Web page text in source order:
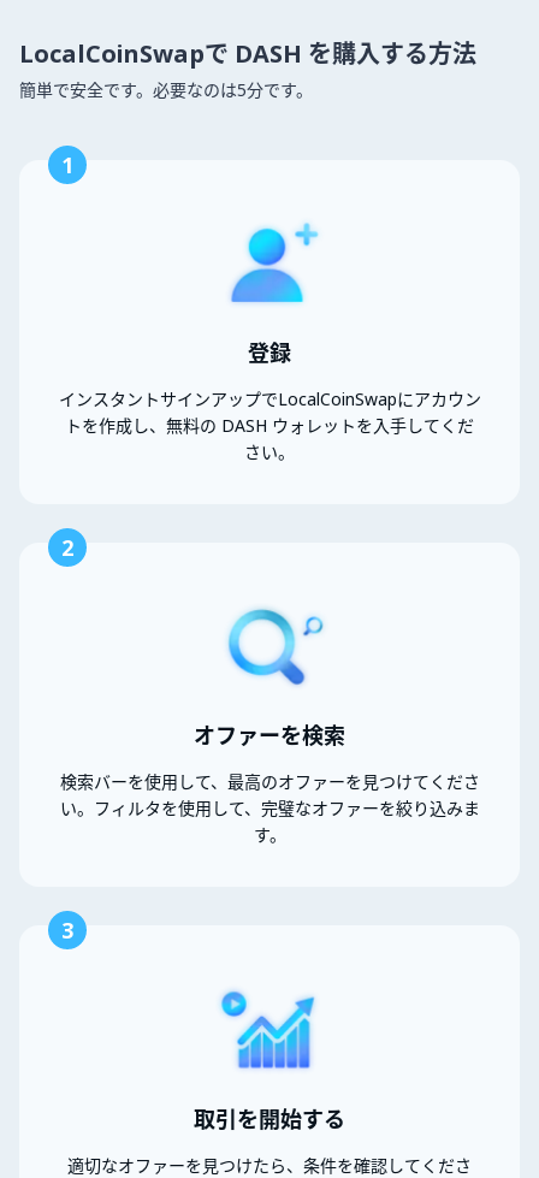
LocalCoinSwapで DASH を購入する方法
簡単で安全です。必要なのは5分です。
1
登録
インスタントサインアップでLocalCoinSwapにアカウン
トを作成し、無料の DASH ウォレットを入手してくだ
さい。
2
オファーを検索
検索バーを使用して、最高のオファーを見つけてくださ
い。フィルタを使用して、完璧なオファーを絞り込みま
す。
3
取引を開始する
適切なオファーを見つけたら、条件を確認してくださ